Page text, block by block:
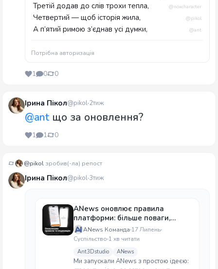
Третій додав до слів трохи тепла, @noxcharacter
Четвертий — щоб історія жила, @pikol
А п’ятий римою з’єднав усі думки, @ant
Потрібна авторизація
1 0 0
Ірина Пікол@pikol 2тиж
@ant що за оновлення?
1 1 0
@pikol зробив(-ла) репост
Ірина Пікол@pikol 3тиж
ANews оновлює правила
платформи: більше поваги,
менше простору для зловживань
ANews Команда 17 Липень
Суспільство 1 хв читати
Ant3Dstudio ANews
Ми запускали ANews з простою ідеєю: